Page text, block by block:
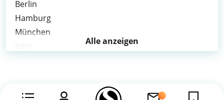
Berlin
Hamburg
München
Alle anzeigen